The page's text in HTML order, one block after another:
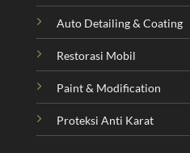
Auto Detailing & Coating
Restorasi Mobil
Paint & Modification
Proteksi Anti Karat